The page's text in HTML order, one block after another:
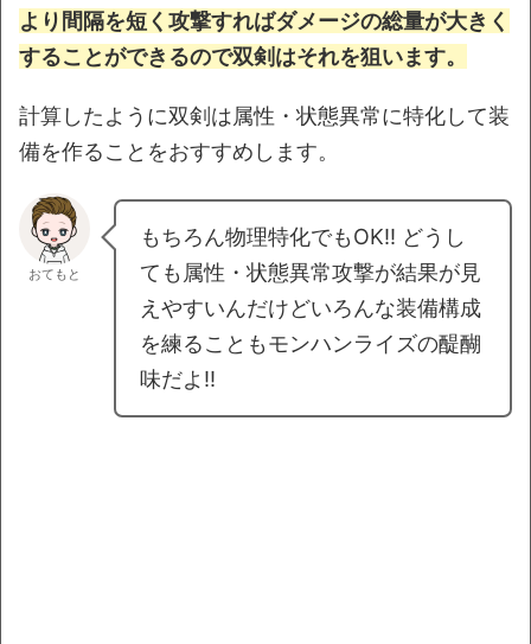
より間隔を短く攻撃すればダメージの総量が大きく
することができるので双剣はそれを狙います。
計算したように双剣は属性・状態異常に特化して装
備を作ることをおすすめします。
おてもと
もちろん物理特化でもOK!! どうし
ても属性・状態異常攻撃が結果が見
えやすいんだけどいろんな装備構成
を練ることもモンハンライズの醍醐
味だよ!!